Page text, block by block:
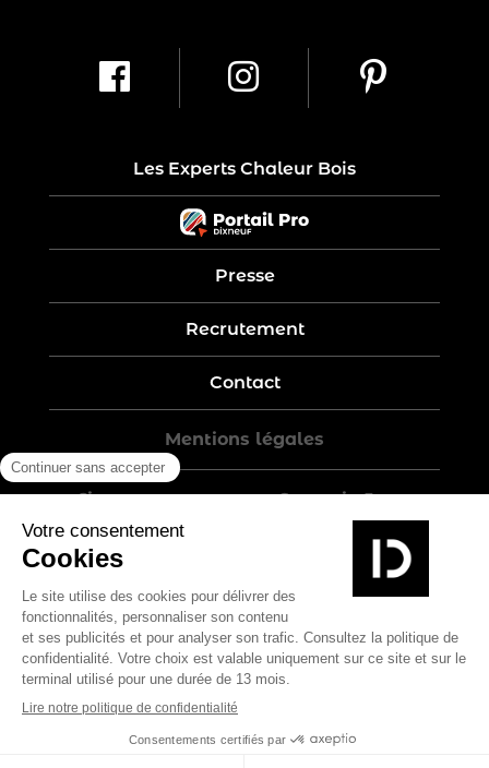
Les Experts Chaleur Bois
Presse
Recrutement
Contact
Mentions légales
Five-year warranty – Garantie 5 ans
Politique de confidentialité
Conditions générales de vente
Plan du site